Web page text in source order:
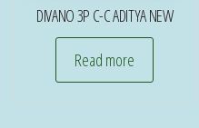
DIVANO 3P C-C ADITYA NEW
Read more